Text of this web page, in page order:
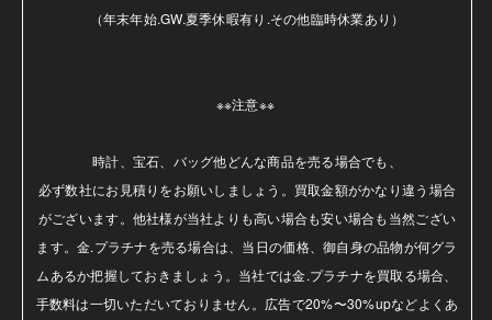
（年末年始.GW.夏季休暇有り.その他臨時休業あり）
※※注意※※
時計、宝石、バッグ他どんな商品を売る場合でも、
必ず数社にお見積りをお願いしましょう。買取金額がかなり違う場合
がございます。他社様が当社よりも高い場合も安い場合も当然ござい
ます。金.プラチナを売る場合は、当日の価格、御自身の品物が何グラ
ムあるか把握しておきましょう。当社では金.プラチナを買取る場合、
手数料は一切いただいておりません。広告で20%〜30%upなどよくあ